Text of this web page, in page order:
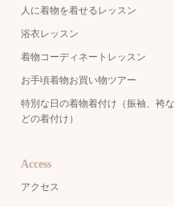
人に着物を着せるレッスン
浴衣レッスン
着物コーディネートレッスン
お手頃着物お買い物ツアー
特別な日の着物着付け（振袖、袴な
どの着付け）
Access
アクセス